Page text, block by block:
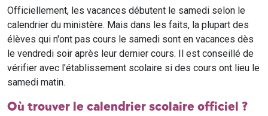
Officiellement, les vacances débutent le samedi selon le
calendrier du ministère. Mais dans les faits, la plupart des
élèves qui n'ont pas cours le samedi sont en vacances dès
le vendredi soir après leur dernier cours. Il est conseillé de
vérifier avec l'établissement scolaire si des cours ont lieu le
samedi matin.
Où trouver le calendrier scolaire officiel ?